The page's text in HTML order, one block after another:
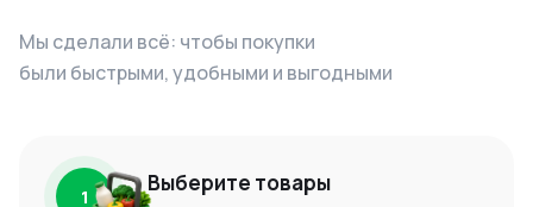
Мы сделали всё: чтобы покупки
были быстрыми, удобными и выгодными
1 Выберите товары